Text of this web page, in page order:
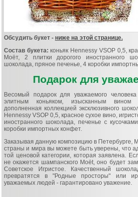
Обсудить букет - ниже на этой странице.
Состав букета:коньяк Hennessy VSOP 0,5,
Моёт, 2 плитки дорогого иностранного
шоколада, пряное печенье, 4 коробки
Подарок для
Весомый подарок для уважаемого
элитным коньяком, изысканным вином
дополненная коллекцией эксклюзивного
Hennessy VSOP 0,5, красное сухое вино,
иностранного шоколада, печенье с
коробки импортных конфет.
Заказывая данную композицию в Петербурге,
страны и мира вы можете быть уверены, что
той ценовой категории, которая заявлена.
не окажется шампанского Moёt, оно будет
Советское Игристое. Качественный
превратятся в "Родные просторы" или
уважаемых людей - гарантировано уважение.